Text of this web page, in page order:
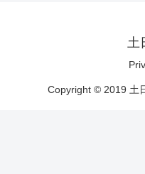
土
Copyright © 2019 土